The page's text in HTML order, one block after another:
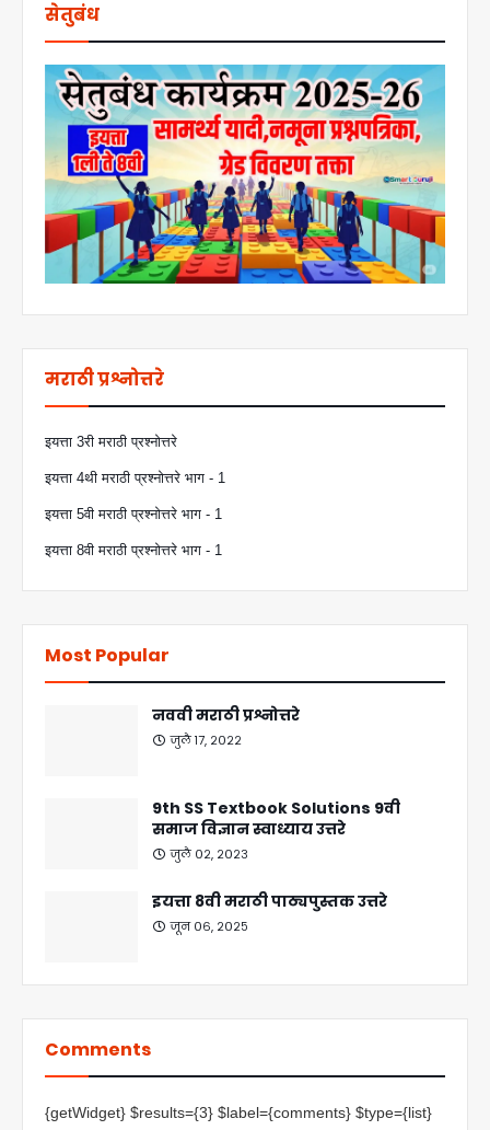
सेतुबंध
मराठी प्रश्नोत्तरे
इयत्ता 3री मराठी प्रश्नोत्तरे
इयत्ता 4थी मराठी प्रश्नोत्तरे भाग - 1
इयत्ता 5वी मराठी प्रश्नोत्तरे भाग - 1
इयत्ता 8वी मराठी प्रश्नोत्तरे भाग - 1
Most Popular
नववी मराठी प्रश्नोत्तरे
जुलै १७, २०२२
9th SS Textbook Solutions 9वी
समाज विज्ञान स्वाध्याय उत्तरे
जुलै ०२, २०२३
इयत्ता 8वी मराठी पाठ्यपुस्तक उत्तरे
जून ०६, २०२५
Comments
{getWidget} $results={3} $label={comments} $type={list}